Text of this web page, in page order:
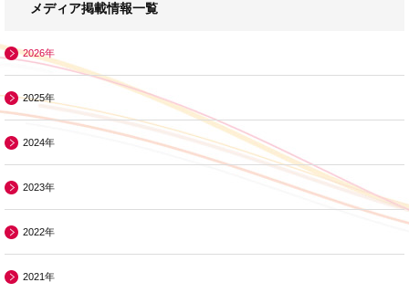
メディア掲載情報一覧
2026年
2025年
2024年
2023年
2022年
2021年